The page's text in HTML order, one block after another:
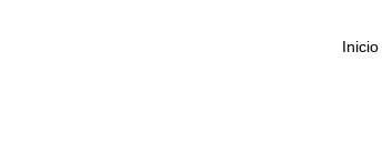
Inicio